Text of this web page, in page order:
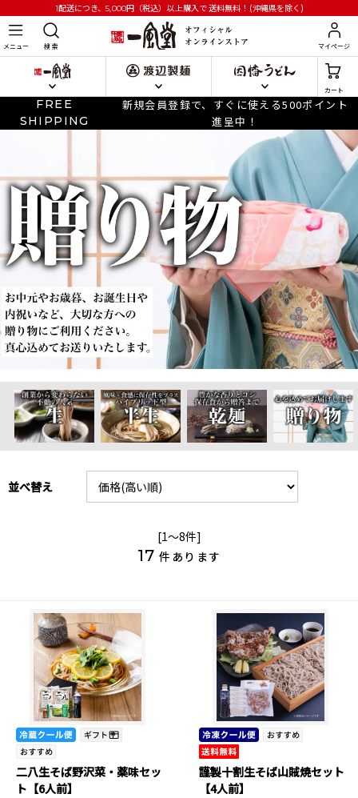
1配送につき、5,000円 （税込）以上購入で送料無料！(沖縄県を除く)
メニュー 検 索 マイページ
カート
FREE
SHIPPING
新規会員登録で、すぐに使える500ポイント
進呈中！
並べ替え
[1～8件]
17 件あります
二八生そば野沢菜・薬味セッ
ト【6人前】
謹製十割生そば山賊焼セット
【4人前】